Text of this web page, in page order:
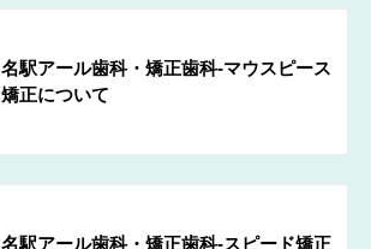
名駅アール歯科・矯正歯科-マウスピース
矯正について
名駅アール歯科・矯正歯科-スピード矯正